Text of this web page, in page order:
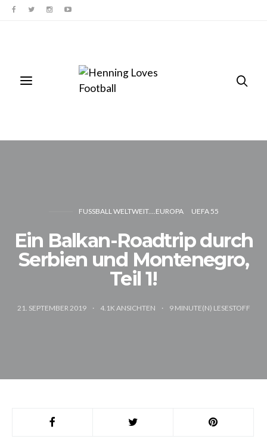
FUSSBALL WELTWEIT....EUROPA UEFA 55
Ein Balkan-Roadtrip durch
Serbien und Montenegro,
Teil 1!
21. SEPTEMBER 2019 4.1K ANSICHTEN 9 MINUTE(N) LESESTOFF